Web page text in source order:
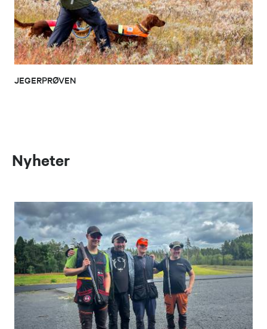
JEGERPRØVEN
Nyheter